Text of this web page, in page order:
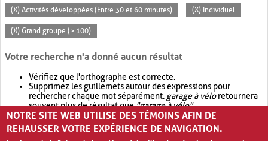
(X) Activités développées (Entre 30 et 60 minutes) (X) Individuel
(X) Grand groupe (> 100)
Votre recherche n'a donné aucun résultat
Vérifiez que l'orthographe est correcte.
Supprimez les guillemets autour des expressions pour
rechercher chaque mot séparément. garage à véloretournera
souvent plus de résultat que"garage à vélo".
Envisagez d'élargir votre recherche avec OR.garage OR vélo
retournera souvent plus de résultat quegarage à vélo
NOTRE SITE WEB UTILISE DES TÉMOINS AFIN DE
REHAUSSER VOTRE EXPÉRIENCE DE NAVIGATION.